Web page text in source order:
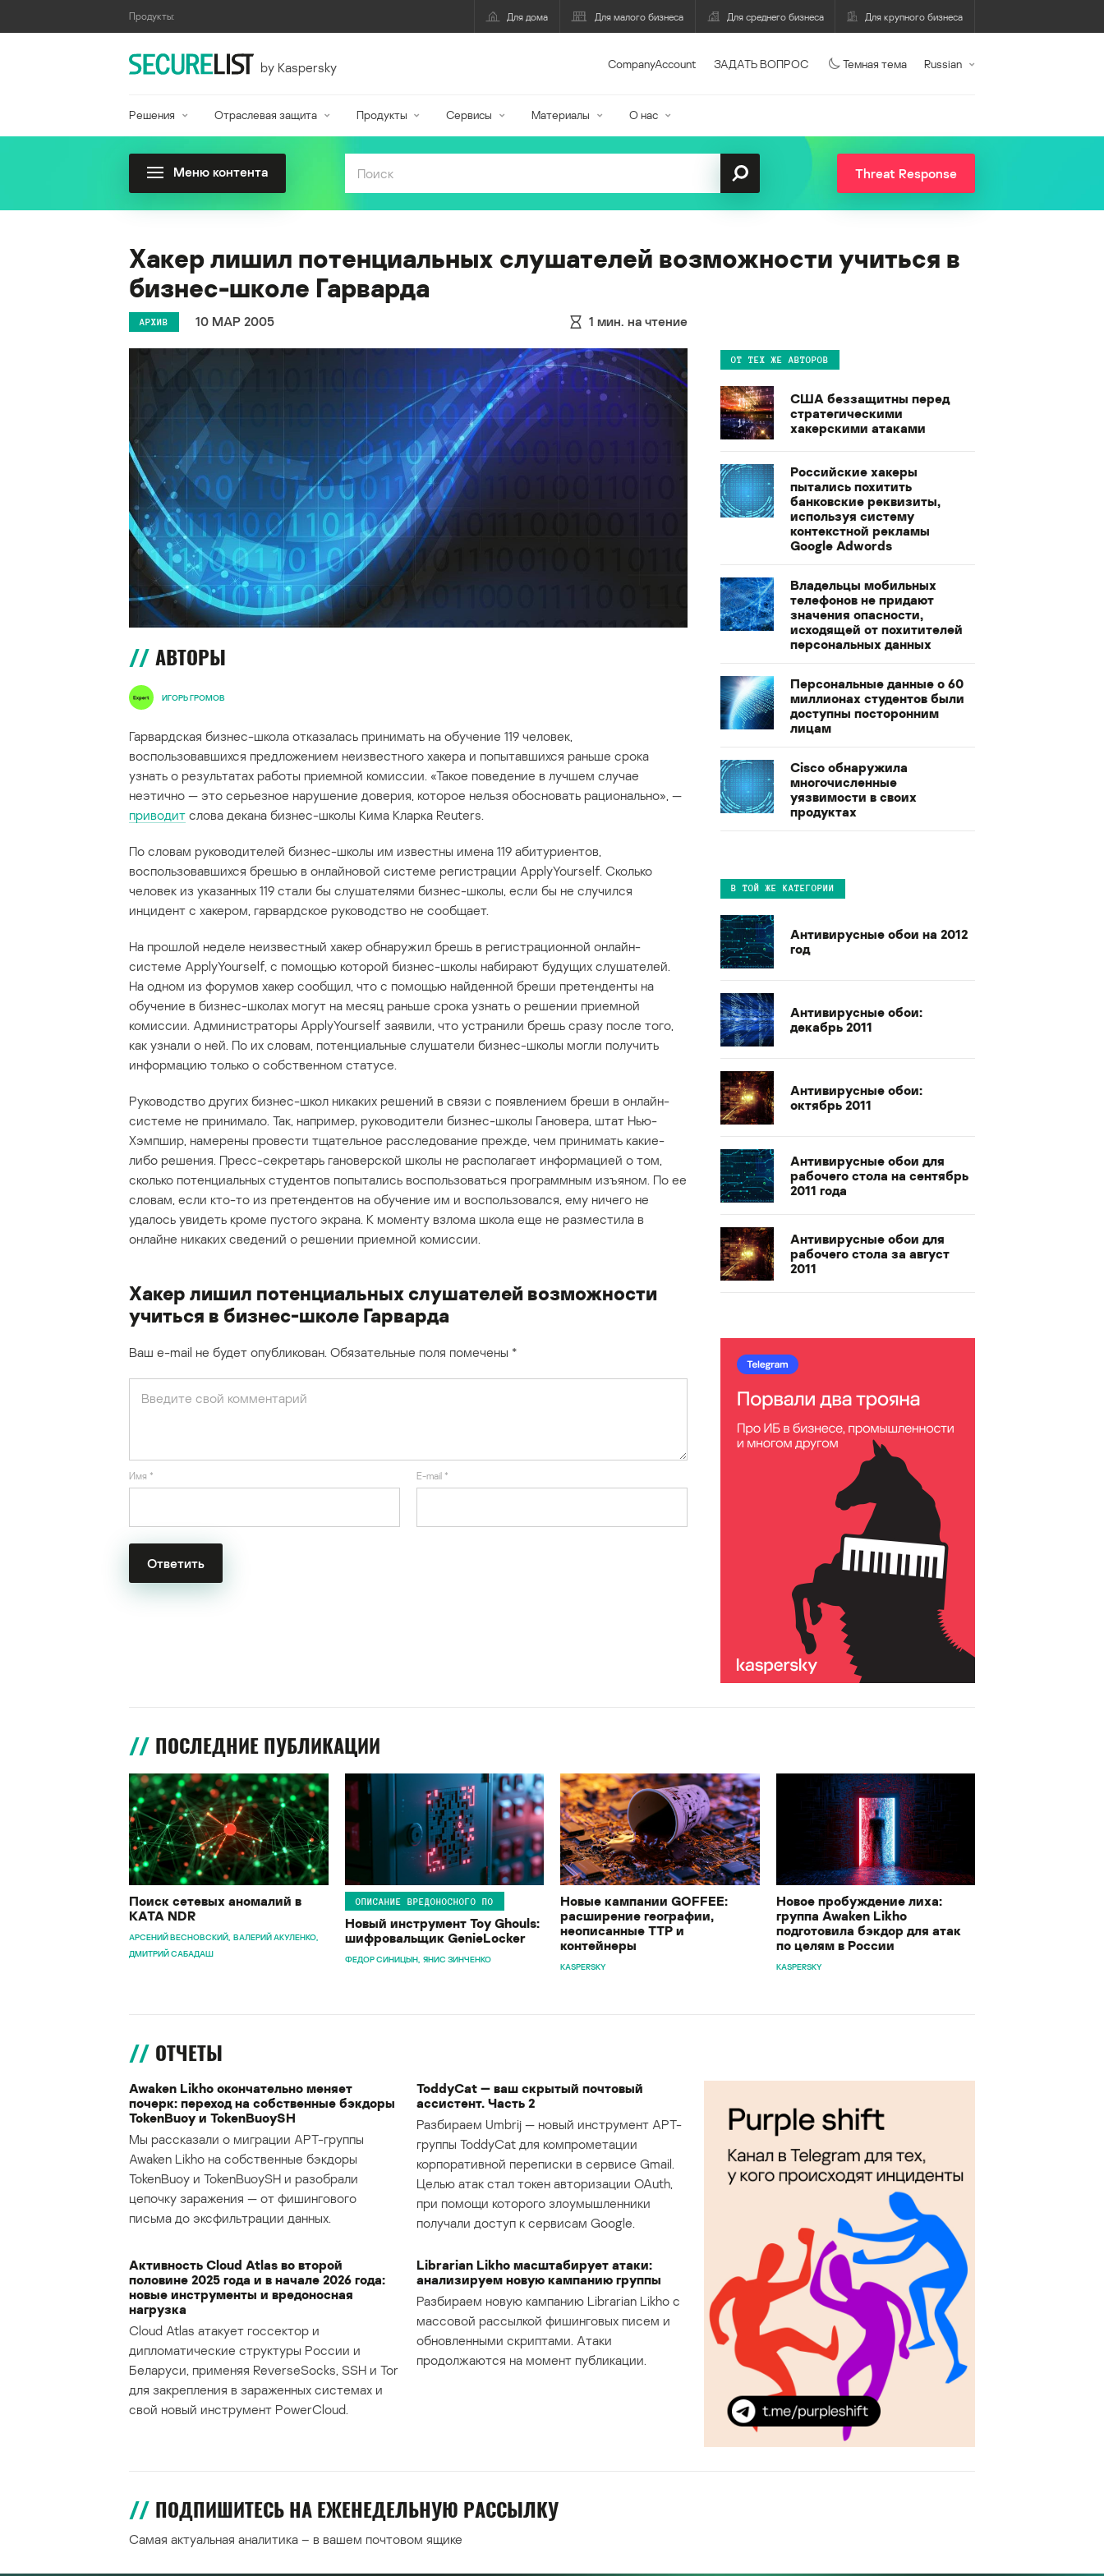
Продукты: Для дома Для малого бизнеса Для среднего бизнеса Для крупного бизнеса
by Kaspersky CompanyAccount ЗАДАТЬ ВОПРОС Темная тема Russian
Решения Отраслевая защита Продукты Сервисы Материалы О нас
Меню контента Threat Response
Хакер лишил потенциальных слушателей возможности учиться в
бизнес-школе Гарварда
АРХИВ 10 МАР 2005 1 мин. на чтение
АВТОРЫ
ИГОРЬ ГРОМОВ
Гарвардская бизнес-школа отказалась принимать на обучение 119 человек,
воспользовавшихся предложением неизвестного хакера и попытавшихся раньше срока
узнать о результатах работы приемной комиссии. «Такое поведение в лучшем случае
неэтично — это серьезное нарушение доверия, которое нельзя обосновать рационально», —
приводит слова декана бизнес-школы Кима Кларка Reuters.
По словам руководителей бизнес-школы им известны имена 119 абитуриентов,
воспользовавшихся брешью в онлайновой системе регистрации ApplyYourself. Сколько
человек из указанных 119 стали бы слушателями бизнес-школы, если бы не случился
инцидент с хакером, гарвардское руководство не сообщает.
На прошлой неделе неизвестный хакер обнаружил брешь в регистрационной онлайн-
системе ApplyYourself, с помощью которой бизнес-школы набирают будущих слушателей.
На одном из форумов хакер сообщил, что с помощью найденной бреши претенденты на
обучение в бизнес-школах могут на месяц раньше срока узнать о решении приемной
комиссии. Администраторы ApplyYourself заявили, что устранили брешь сразу после того,
как узнали о ней. По их словам, потенциальные слушатели бизнес-школы могли получить
информацию только о собственном статусе.
Руководство других бизнес-школ никаких решений в связи с появлением бреши в онлайн-
системе не принимало. Так, например, руководители бизнес-школы Гановера, штат Нью-
Хэмпшир, намерены провести тщательное расследование прежде, чем принимать какие-
либо решения. Пресс-секретарь гановерской школы не располагает информацией о том,
сколько потенциальных студентов попытались воспользоваться программным изъяном. По ее
словам, если кто-то из претендентов на обучение им и воспользовался, ему ничего не
удалось увидеть кроме пустого экрана. К моменту взлома школа еще не разместила в
онлайне никаких сведений о решении приемной комиссии.
Хакер лишил потенциальных слушателей возможности
учиться в бизнес-школе Гарварда
Ваш e-mail не будет опубликован. Обязательные поля помечены *
Имя * E-mail *
ОТ ТЕХ ЖЕ АВТОРОВ
США беззащитны перед
стратегическими
хакерскими атаками
Российские хакеры
пытались похитить
банковские реквизиты,
используя систему
контекстной рекламы
Google Adwords
Владельцы мобильных
телефонов не придают
значения опасности,
исходящей от похитителей
персональных данных
Персональные данные о 60
миллионах студентов были
доступны посторонним
лицам
Cisco обнаружила
многочисленные
уязвимости в своих
продуктах
В ТОЙ ЖЕ КАТЕГОРИИ
Антивирусные обои на 2012
год
Антивирусные обои:
декабрь 2011
Антивирусные обои:
октябрь 2011
Антивирусные обои для
рабочего стола на сентябрь
2011 года
Антивирусные обои для
рабочего стола за август
2011
ПОСЛЕДНИЕ ПУБЛИКАЦИИ
Поиск сетевых аномалий в
KATA NDR
АРСЕНИЙ ВЕСНОВСКИЙ ВАЛЕРИЙ АКУЛЕНКО
ДМИТРИЙ САБАДАШ
ОПИСАНИЕ ВРЕДОНОСНОГО ПО
Новый инструмент Toy Ghouls:
шифровальщик GenieLocker
ФЕДОР СИНИЦЫН ЯНИС ЗИНЧЕНКО
Новые кампании GOFFEE:
расширение географии,
неописанные TTP и
контейнеры
KASPERSKY
Новое пробуждение лиха:
группа Awaken Likho
подготовила бэкдор для атак
по целям в России
KASPERSKY
ОТЧЕТЫ
Awaken Likho окончательно меняет
почерк: переход на собственные бэкдоры
TokenBuoy и TokenBuoySH
Мы рассказали о миграции APT-группы
Awaken Likho на собственные бэкдоры
TokenBuoy и TokenBuoySH и разобрали
цепочку заражения — от фишингового
письма до эксфильтрации данных.
ToddyCat — ваш скрытый почтовый
ассистент. Часть 2
Разбираем Umbrij — новый инструмент APT-
группы ToddyCat для компрометации
корпоративной переписки в сервисе Gmail.
Целью атак стал токен авторизации OAuth,
при помощи которого злоумышленники
получали доступ к сервисам Google.
Активность Cloud Atlas во второй
половине 2025 года и в начале 2026 года:
новые инструменты и вредоносная
нагрузка
Cloud Atlas атакует госсектор и
дипломатические структуры России и
Беларуси, применяя ReverseSocks, SSH и Tor
для закрепления в зараженных системах и
свой новый инструмент PowerCloud.
Librarian Likho масштабирует атаки:
анализируем новую кампанию группы
Разбираем новую кампанию Librarian Likho с
массовой рассылкой фишинговых писем и
обновленными скриптами. Атаки
продолжаются на момент публикации.
ПОДПИШИТЕСЬ НА ЕЖЕНЕДЕЛЬНУЮ РАССЫЛКУ
Самая актуальная аналитика – в вашем почтовом ящике